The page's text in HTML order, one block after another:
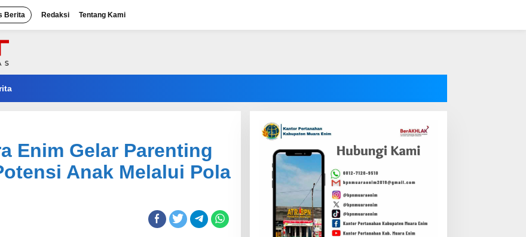
Berita Redaksi Tentang Kami
Enim Gelar Parenting
Anak Melalui Pola